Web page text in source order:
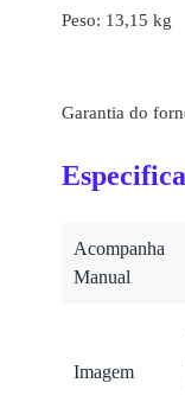
Peso: 13,15 kg
Garantia do
Acompanha
Manual
Imagem